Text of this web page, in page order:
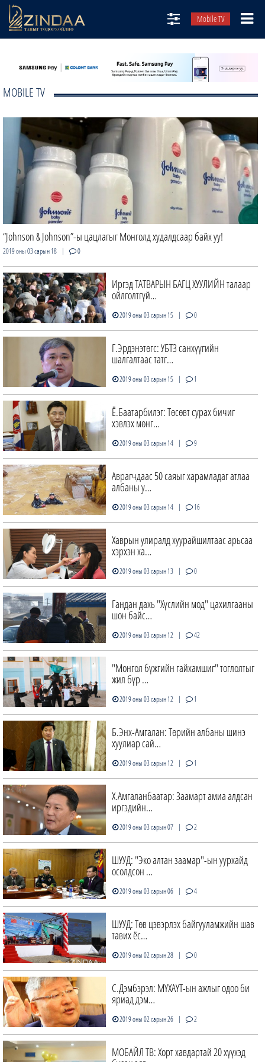
Mobile TV
ТВ8
ӨГЛӨӨНИЙ СОНИН
АУДИО ЗОХИОЛ
ЗИНДАА СЭТГҮҮЛ
MOBILE TV
“Johnson & Johnson”-ы цацлагыг Монголд худалдсаар байх уу!
2019 оны 03 сарын 18 | 0
Иргэд ТАТВАРЫН БАГЦ ХУУЛИЙН талаар
ойлголтгүй…
2019 оны 03 сарын 15 | 0
Г.Эрдэнэтөгс: УБТЗ санхүүгийн
шалгалтаас татг…
2019 оны 03 сарын 15 | 1
Ё.Баатарбилэг: Төсөвт сурах бичиг
хэвлэх мөнг…
2019 оны 03 сарын 14 | 9
Аврагчдаас 50 саяыг харамладаг атлаа
албаны у…
2019 оны 03 сарын 14 | 16
Хаврын улиралд хуурайшилтаас арьсаа
хэрхэн ха…
2019 оны 03 сарын 13 | 0
Гандан дахь "Хүслийн мод" цахилгааны
шон байс…
2019 оны 03 сарын 12 | 42
"Монгол бүжгийн гайхамшиг" тоглолтыг
жил бүр …
2019 оны 03 сарын 12 | 1
Б.Энх-Амгалан: Төрийн албаны шинэ
хуулиар сай…
2019 оны 03 сарын 12 | 1
Х.Амгаланбаатар: Заамарт амиа алдсан
иргэдийн…
2019 оны 03 сарын 07 | 2
ШУУД: "Эко алтан заамар"-ын уурхайд
осолдсон …
2019 оны 03 сарын 06 | 4
ШУУД: Төв цэвэрлэх байгууламжийн шав
тавих ёс…
2019 оны 02 сарын 28 | 0
С.Дэмбэрэл: МҮХАҮТ-ын ажлыг одоо би
яриад дэм…
2019 оны 02 сарын 26 | 2
МОБАЙЛ ТВ: Хорт хавдартай 20 хүүхэд